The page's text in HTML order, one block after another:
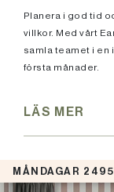
Planera i god tid
villkor. Med vårt
samla teamet i en
första månader.
LÄS MER
MÅNDAGAR 2495